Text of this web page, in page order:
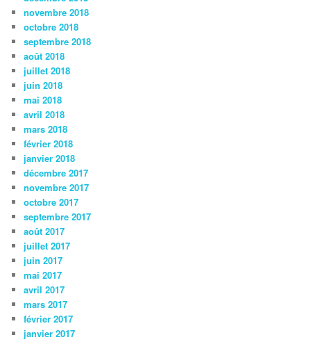
novembre 2018
octobre 2018
septembre 2018
août 2018
juillet 2018
juin 2018
mai 2018
avril 2018
mars 2018
février 2018
janvier 2018
décembre 2017
novembre 2017
octobre 2017
septembre 2017
août 2017
juillet 2017
juin 2017
mai 2017
avril 2017
mars 2017
février 2017
janvier 2017